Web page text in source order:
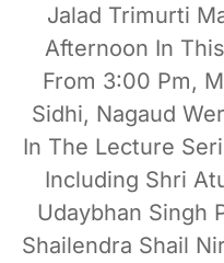
Jalad Trimurti
Afternoon In
From 3:00 Pm,
Sidhi, Nagaud
In The Lecture
Including Shri
Udaybhan Singh
Shailendra Shail